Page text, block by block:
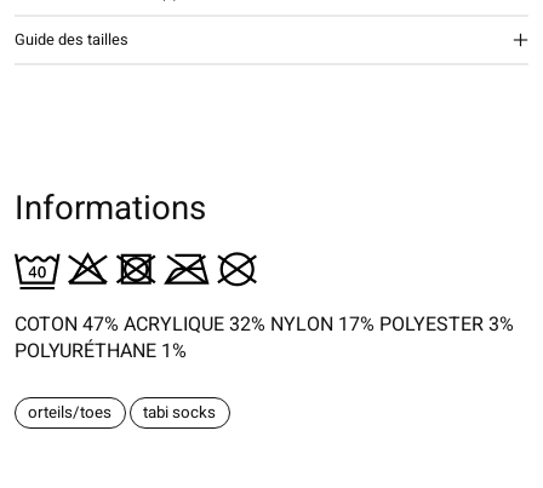
Guide des tailles
Informations
COTON 47% ACRYLIQUE 32% NYLON 17% POLYESTER 3%
POLYURÉTHANE 1%
orteils/toes tabi socks